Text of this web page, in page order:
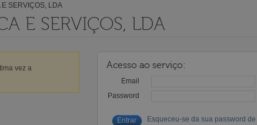
SERVIÇOS, LDA
E SERVIÇOS, LDA
vez a
Acesso ao serviço:
Email
Password
Esqueceu-se da sua password